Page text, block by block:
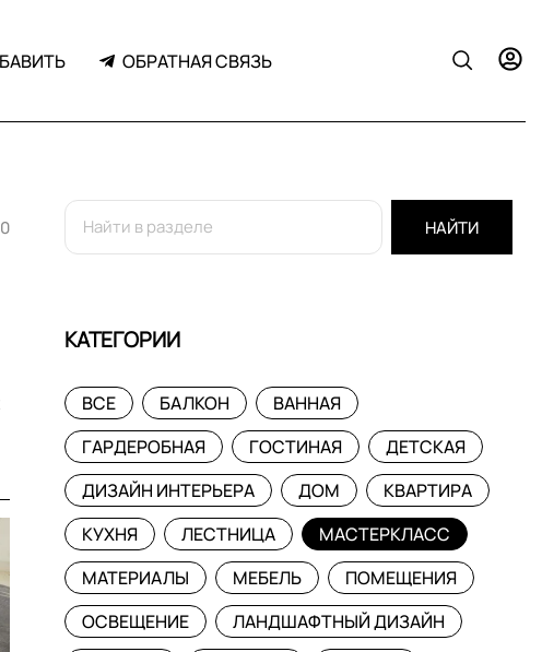
ОБРАТНАЯ СВЯЗЬ
0 НАЙТИ
КАТЕГОРИИ
ВСЕ БАЛКОН
ВАННАЯ
ГАРДЕРОБНАЯ
ГОСТИНАЯ
ДЕТСКАЯ
ДИЗАЙН ИНТЕРЬЕРА
ДОМ
КВАРТИРА
КУХНЯ
ЛЕСТНИЦА
МАСТЕРКЛАСС
МАТЕРИАЛЫ
МЕБЕЛЬ
ПОМЕЩЕНИЯ
ОСВЕЩЕНИЕ
ЛАНДШАФТНЫЙ ДИЗАЙН